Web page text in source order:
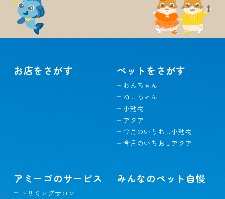
お店をさがす ペットをさがす
わんちゃん
ねこちゃん
小動物
アクア
今月のいちおし小動物
今月のいちおしアクア
アミーゴのサービス
トリミングサロン
みんなのペット自慢